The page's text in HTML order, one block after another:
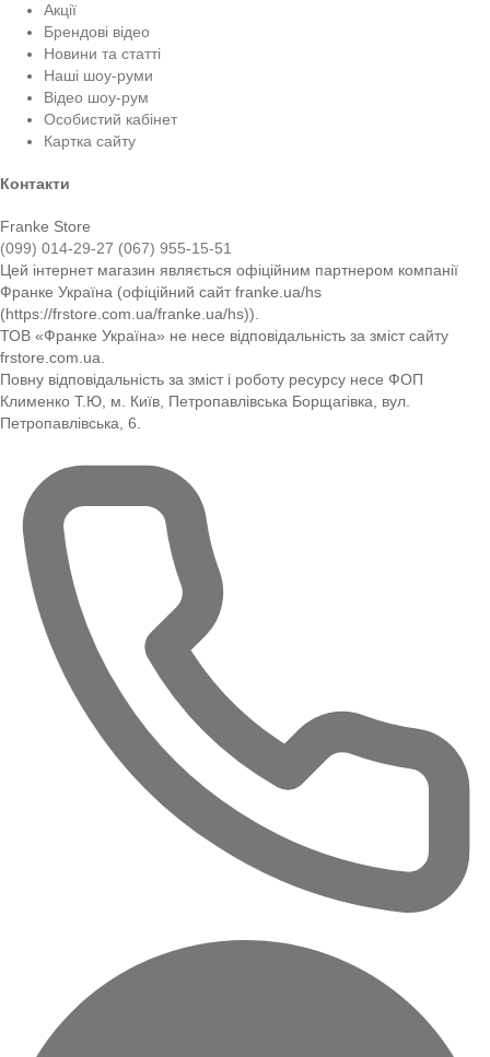
Акції
Брендові відео
Новини та статті
Наші шоу-руми
Відео шоу-рум
Особистий кабінет
Картка сайту
Контакти
Franke Store
(099) 014-29-27 (067) 955-15-51
Цей інтернет магазин являється офіційним партнером компанії
Франке Україна (офіційний сайт franke.ua/hs
(https://frstore.com.ua/franke.ua/hs)).
ТОВ «Франке Україна» не несе відповідальність за зміст сайту
frstore.com.ua.
Повну відповідальність за зміст і роботу ресурсу несе ФОП
Клименко Т.Ю, м. Київ, Петропавлівська Борщагівка, вул.
Петропавлівська, 6.